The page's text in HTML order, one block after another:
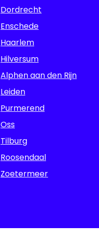
Dordrecht
Enschede
Haarlem
Hilversum
Alphen aan den Rijn
Leiden
Purmerend
Oss
Tilburg
Roosendaal
Zoetermeer